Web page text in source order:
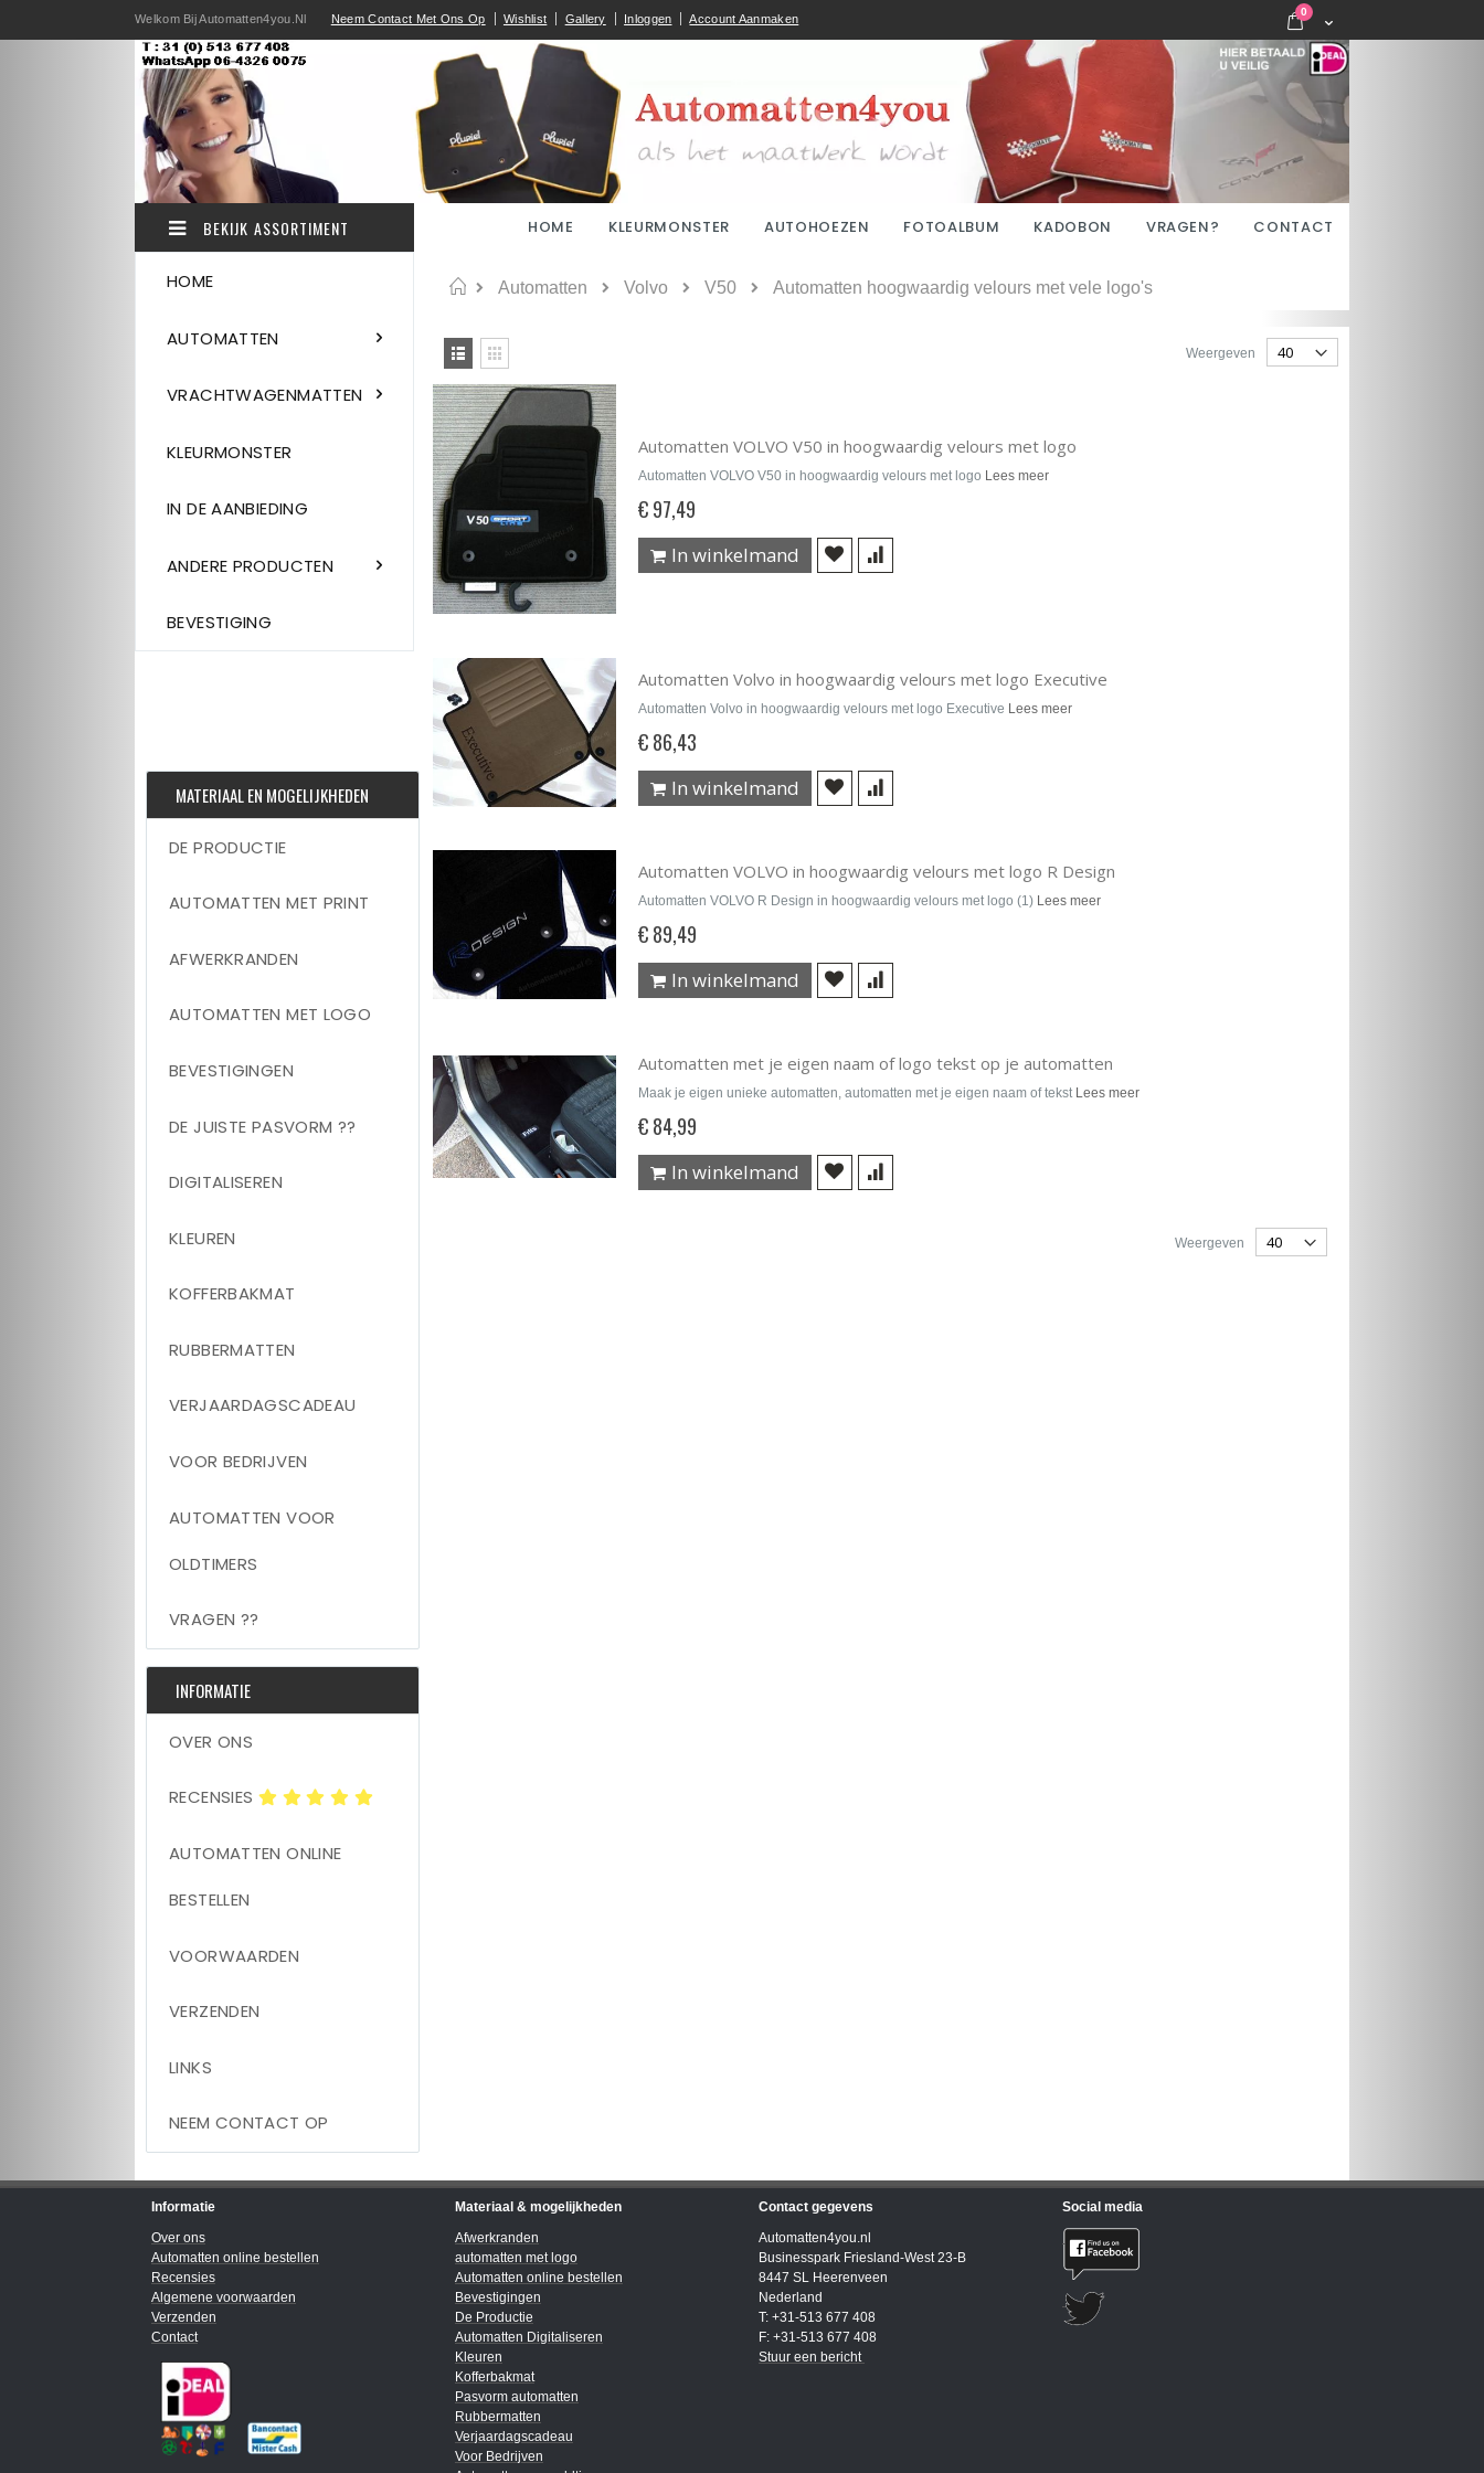
Ga
direct
door
naar
de
inhoud
Welkom Bij Automatten4you.nl Neem Contact Met Ons Op Wishlist Gallery Inloggen Account Aanmaken Cart
0 items
BEKIJK ASSORTIMENT
HOME
AUTOMATTEN
VRACHTWAGENMATTEN
KLEURMONSTER
IN DE AANBIEDING
ANDERE PRODUCTEN
BEVESTIGING
HOME KLEURMONSTER AUTOHOEZEN FOTOALBUM KADOBON VRAGEN? CONTACT
Home
Automatten Volvo V50 Automatten hoogwaardig velours met vele logo's
Bekijken
als
Lijst
Rooster
Weergeven
Automatten VOLVO V50 in hoogwaardig velours met logo
Automatten VOLVO V50 in hoogwaardig velours met logo Lees meer
€ 97,49
In winkelmand
Automatten Volvo in hoogwaardig velours met logo Executive
Automatten Volvo in hoogwaardig velours met logo Executive Lees meer
€ 86,43
In winkelmand
Automatten VOLVO in hoogwaardig velours met logo R Design
Automatten VOLVO R Design in hoogwaardig velours met logo (1) Lees meer
€ 89,49
In winkelmand
Automatten met je eigen naam of logo tekst op je automatten
Maak je eigen unieke automatten, automatten met je eigen naam of tekst Lees meer
€ 84,99
In winkelmand
Weergeven
MATERIAAL EN MOGELIJKHEDEN
DE PRODUCTIE
AUTOMATTEN MET PRINT
AFWERKRANDEN
AUTOMATTEN MET LOGO
BEVESTIGINGEN
DE JUISTE PASVORM ??
DIGITALISEREN
KLEUREN
KOFFERBAKMAT
RUBBERMATTEN
VERJAARDAGSCADEAU
VOOR BEDRIJVEN
AUTOMATTEN VOOR
OLDTIMERS
VRAGEN ??
INFORMATIE
OVER ONS
RECENSIES
AUTOMATTEN ONLINE
BESTELLEN
VOORWAARDEN
VERZENDEN
LINKS
NEEM CONTACT OP
Informatie
Over ons
Automatten online bestellen
Recensies
Algemene voorwaarden
Verzenden
Contact
Materiaal & mogelijkheden
Afwerkranden
automatten met logo
Automatten online bestellen
Bevestigingen
De Productie
Automatten Digitaliseren
Kleuren
Kofferbakmat
Pasvorm automatten
Rubbermatten
Verjaardagscadeau
Voor Bedrijven
Contact gegevens
Automatten4you.nl
Businesspark Friesland-West 23-B
8447 SL Heerenveen
Nederland
T: +31-513 677 408
F: +31-513 677 408
Stuur een bericht
Social media